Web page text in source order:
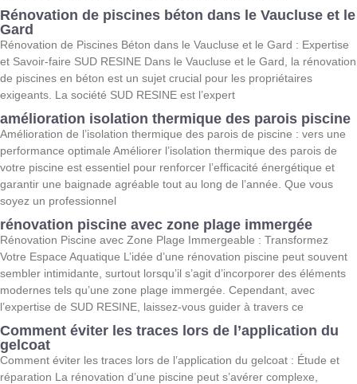
Rénovation de piscines béton dans le Vaucluse et le
Gard
Rénovation de Piscines Béton dans le Vaucluse et le Gard : Expertise
et Savoir-faire SUD RESINE Dans le Vaucluse et le Gard, la rénovation
de piscines en béton est un sujet crucial pour les propriétaires
exigeants. La société SUD RESINE est l’expert
amélioration isolation thermique des parois piscine
Amélioration de l’isolation thermique des parois de piscine : vers une
performance optimale Améliorer l’isolation thermique des parois de
votre piscine est essentiel pour renforcer l’efficacité énergétique et
garantir une baignade agréable tout au long de l’année. Que vous
soyez un professionnel
rénovation piscine avec zone plage immergée
Rénovation Piscine avec Zone Plage Immergeable : Transformez
Votre Espace Aquatique L’idée d’une rénovation piscine peut souvent
sembler intimidante, surtout lorsqu’il s’agit d’incorporer des éléments
modernes tels qu’une zone plage immergée. Cependant, avec
l’expertise de SUD RESINE, laissez-vous guider à travers ce
Comment éviter les traces lors de l’application du
gelcoat
Comment éviter les traces lors de l’application du gelcoat : Étude et
réparation La rénovation d’une piscine peut s’avérer complexe,